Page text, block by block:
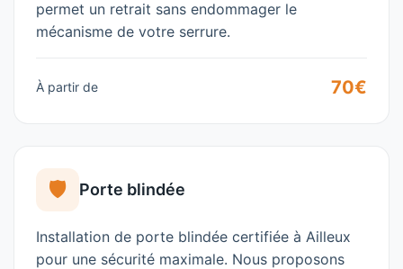
permet un retrait sans endommager le
mécanisme de votre serrure.
À partir de 70€
🛡️ Porte blindée
Installation de porte blindée certifiée à Ailleux
pour une sécurité maximale. Nous proposons